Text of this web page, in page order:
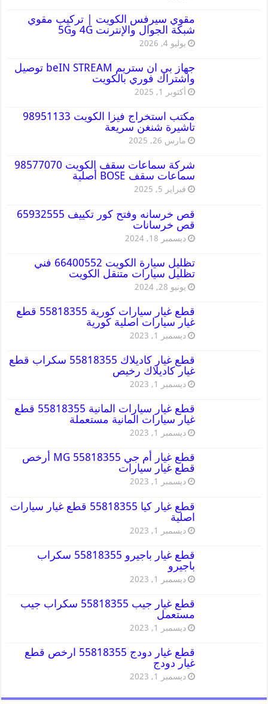
مقوي سيرفس الكويت | تركيب مقوي
شبكة الجوال والإنترنت 4G و5G
يوليو 4, 2026
جهاز بي ان ستريم beIN STREAM توصيل
واشتراك فوري بالكويت
أكتوبر 1, 2025
مكتب استخراج فيزا الكويت 98951133
تاشيرة شنغن سريعة
مارس 26, 2025
شركة سماعات سقف الكويت 98577070
سماعات سقف BOSE أصلية
فبراير 5, 2025
قص خرسانه وفتح كور تكييف 65932555
قص خرسانات
ديسمبر 18, 2024
تظليل سيارة الكويت 66400552 فني
تظليل سيارات متنقل الكويت
يونيو 28, 2024
قطع غيار سيارات كورية 55818355 قطع
غيار سيارات اصلية كورية
ديسمبر 1, 2023
قطع غيار كاديلاك 55818355 سكراب قطع
غيار كاديلاك رخيص
ديسمبر 1, 2023
قطع غيار سيارات المانية 55818355 قطع
غيار سيارات المانية مستعملة
ديسمبر 1, 2023
قطع غيار أم جي MG 55818355 أرخص
قطع غيار سيارات
ديسمبر 1, 2023
قطع غيار كيا 55818355 قطع غيار سيارات
اصلية
ديسمبر 1, 2023
قطع غيار باجيرو 55818355 سكراب
باجيرو
ديسمبر 1, 2023
قطع غيار جيب 55818355 سكراب جيب
مستعمل
ديسمبر 1, 2023
قطع غيار دودج 55818355 ارخص قطع
غيار دودج
ديسمبر 1, 2023